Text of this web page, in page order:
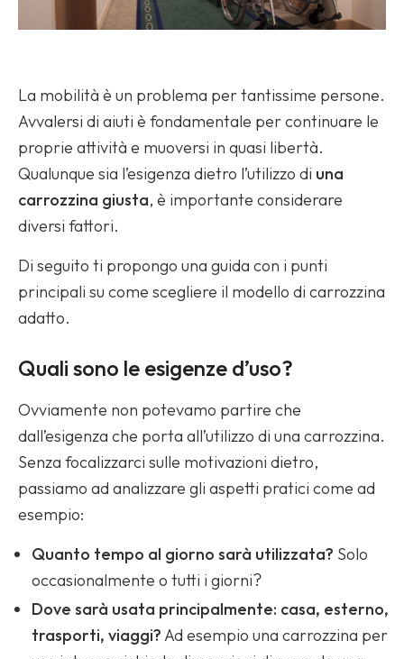
La mobilità è un problema per tantissime persone.
Avvalersi di aiuti è fondamentale per continuare le
proprie attività e muoversi in quasi libertà.
Qualunque sia l’esigenza dietro l’utilizzo di una
carrozzina giusta, è importante considerare
diversi fattori.
Di seguito ti propongo una guida con i punti
principali su come scegliere il modello di carrozzina
adatto.
Quali sono le esigenze d’uso?
Ovviamente non potevamo partire che
dall’esigenza che porta all’utilizzo di una carrozzina.
Senza focalizzarci sulle motivazioni dietro,
passiamo ad analizzare gli aspetti pratici come ad
esempio:
Quanto tempo al giorno sarà utilizzata? Solo
occasionalmente o tutti i giorni?
Dove sarà usata principalmente: casa, esterno,
trasporti, viaggi?Ad esempio una carrozzina per